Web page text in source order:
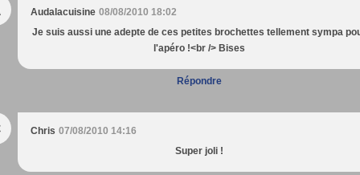
Audalacuisine 08/08/2010 18:02
Je suis aussi une adepte de ces petites brochettes tellement sympa
l'apéro !<br /> Bises
Répondre
Chris 07/08/2010 14:16
Super joli !